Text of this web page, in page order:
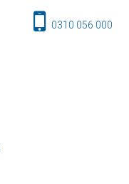
0310 056 000